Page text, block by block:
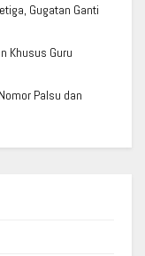
Gugatan Ganti
Khusus Guru
Palsu dan